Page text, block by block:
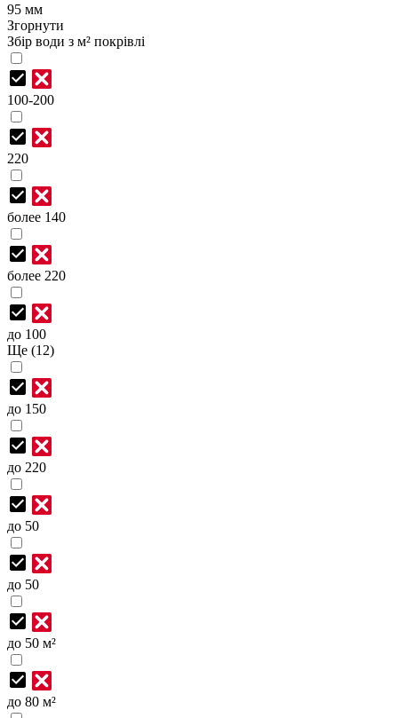
95 мм
Згорнути
Збір води з м² покрівлі
100-200
220
более 140
более 220
до 100
Ще (12)
до 150
до 220
до 50
до 50
до 50 м²
до 80 м²